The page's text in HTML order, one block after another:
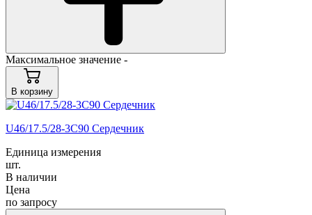
Максимальное значение -
В корзину
U46/17.5/28-3C90 Сердечник
Единица измерения
шт.
В наличии
Цена
по запросу